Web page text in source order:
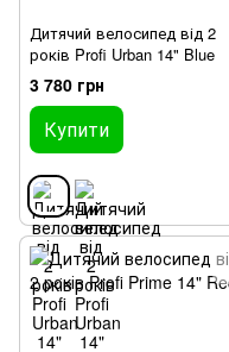
Дитячий велосипед від 2
років Profi Urban 14" Blue
3 780 грн
Купити